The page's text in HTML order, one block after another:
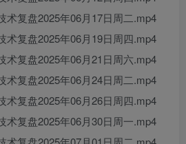
术复盘2025年06月17日周二.mp4
术复盘2025年06月19日周四.mp4
术复盘2025年06月21日周六.mp4
术复盘2025年06月24日周二.mp4
术复盘2025年06月26日周四.mp4
术复盘2025年06月30日周一.mp4